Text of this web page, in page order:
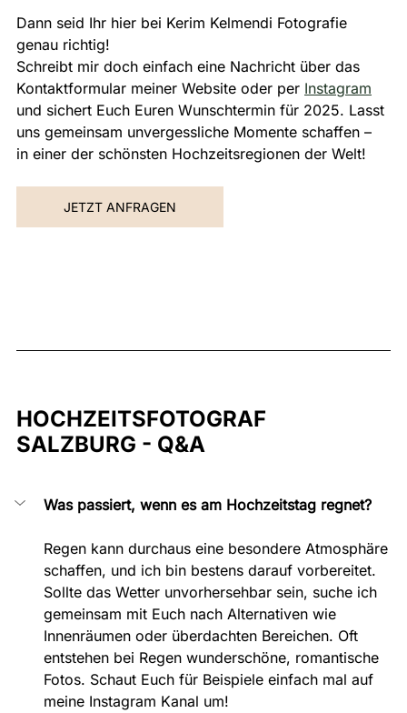
Dann seid Ihr hier bei Kerim Kelmendi Fotografie
genau richtig!
Schreibt mir doch einfach eine Nachricht über das
Kontaktformular meiner Website oder per Instagram
und sichert Euch Euren Wunschtermin für 2025. Lasst
uns gemeinsam unvergessliche Momente schaffen –
in einer der schönsten Hochzeitsregionen der Welt!
JETZT ANFRAGEN
HOCHZEITSFOTOGRAF
SALZBURG - Q&A
Was passiert, wenn es am Hochzeitstag regnet?
Regen kann durchaus eine besondere Atmosphäre
schaffen, und ich bin bestens darauf vorbereitet.
Sollte das Wetter unvorhersehbar sein, suche ich
gemeinsam mit Euch nach Alternativen wie
Innenräumen oder überdachten Bereichen. Oft
entstehen bei Regen wunderschöne, romantische
Fotos. Schaut Euch für Beispiele einfach mal auf
meine Instagram Kanal um!